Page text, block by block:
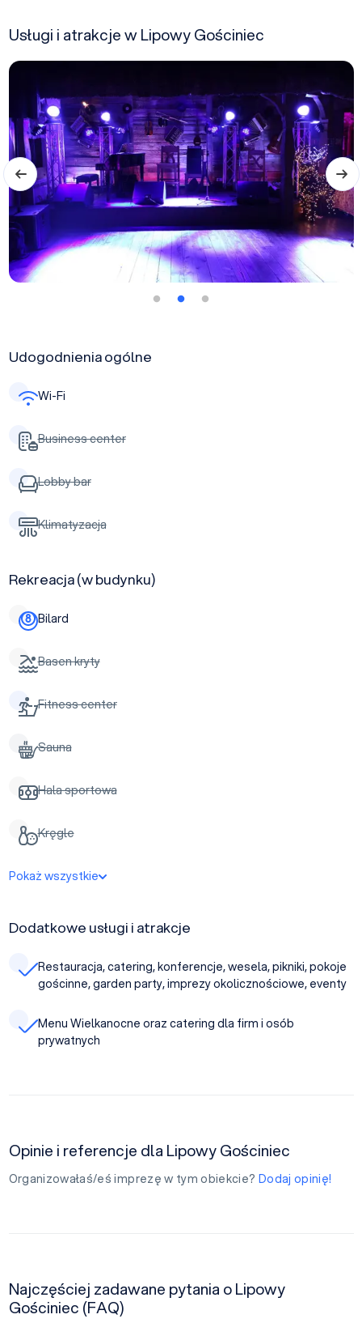
Usługi i atrakcje w Lipowy Gościniec
Udogodnienia ogólne
Wi-Fi
Business center
Lobby bar
Klimatyzacja
Rekreacja (w budynku)
Bilard
Basen kryty
Fitness center
Sauna
Hala sportowa
Kręgle
Pokaż wszystkie
Dodatkowe usługi i atrakcje
Restauracja, catering, konferencje, wesela, pikniki, pokoje
gościnne, garden party, imprezy okolicznościowe, eventy
Menu Wielkanocne oraz catering dla firm i osób
prywatnych
Opinie i referencje dla Lipowy Gościniec
Organizowałaś/eś imprezę w tym obiekcie? Dodaj opinię!
Najczęściej zadawane pytania o Lipowy
Gościniec (FAQ)